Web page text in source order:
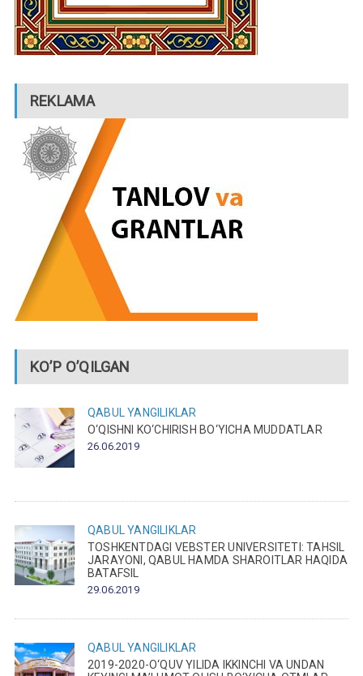
REKLAMA
KO’P O’QILGAN
QABUL
YANGILIKLAR
O‘QISHNI KO‘CHIRISH BO‘YICHA MUDDATLAR
26.06.2019
QABUL
YANGILIKLAR
TOSHKENTDAGI VEBSTER UNIVERSITETI: TAHSIL
JARAYONI, QABUL HAMDA SHAROITLAR HAQIDA
BATAFSIL
29.06.2019
QABUL
YANGILIKLAR
2019-2020-O‘QUV YILIDA IKKINCHI VA UNDAN